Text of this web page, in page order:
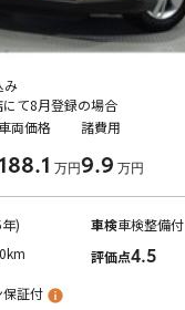
車両価格
188.1 万円
諸費用
9.9 万円
て8月登録の場合
) 車検車検整備付
評価点4.5
保証付